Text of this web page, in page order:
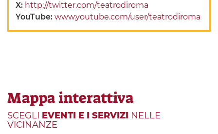
X: http://twitter.com/teatrodiroma
YouTube:www.youtube.com/user/teatrodiroma
Mappa interattiva
SCEGLI EVENTI E I SERVIZI NELLE
VICINANZE